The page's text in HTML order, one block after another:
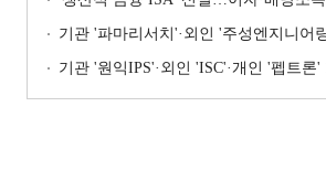
기관 '파마리서치'·외인 '주성엔지니어링'·개인 '펩트론' 1위 [주간 코스닥 순
기관 '원익IPS'·외인 'ISC'·개인 '펩트론' 1위 [주간 코스닥 순매수-